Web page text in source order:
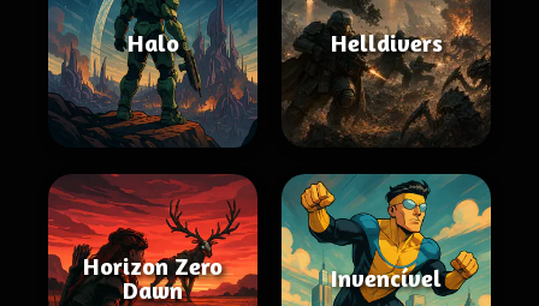
Halo Helldivers
Horizon Zero
Dawn
Invencível